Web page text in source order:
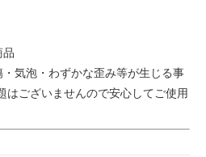
品
気泡・わずかな歪み等が生じる事
はございませんので安心してご使用